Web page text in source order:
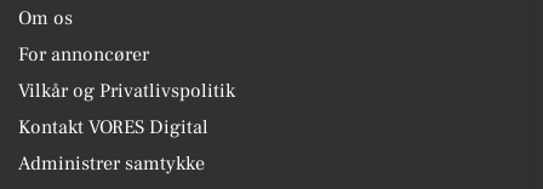
Om os
For annoncører
Vilkår og Privatlivspolitik
Kontakt VORES Digital
Administrer samtykke